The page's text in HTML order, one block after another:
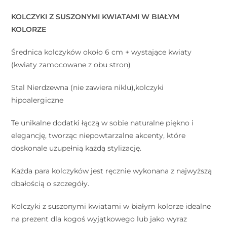
KOLCZYKI Z SUSZONYMI KWIATAMI W BIAŁYM
KOLORZE
Średnica kolczyków około 6 cm + wystające kwiaty
(kwiaty zamocowane z obu stron)
Stal Nierdzewna (nie zawiera niklu),kolczyki
hipoalergiczne
Te unikalne dodatki łączą w sobie naturalne piękno i
elegancję, tworząc niepowtarzalne akcenty, które
doskonale uzupełnią każdą stylizację.
Każda para kolczyków jest ręcznie wykonana z najwyższą
dbałością o szczegóły.
Kolczyki z suszonymi kwiatami w białym kolorze idealne
na prezent dla kogoś wyjątkowego lub jako wyraz